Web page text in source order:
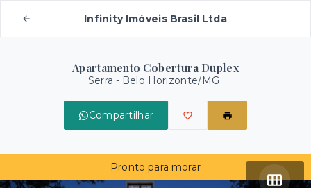
Infinity Imóveis Brasil Ltda
Apartamento Cobertura Duplex
Serra - Belo Horizonte/MG
Compartilhar
Pronto para morar